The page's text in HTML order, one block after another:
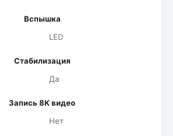
Вспышка
LED
Стабилизация
Да
Запись 8K видео
Нет